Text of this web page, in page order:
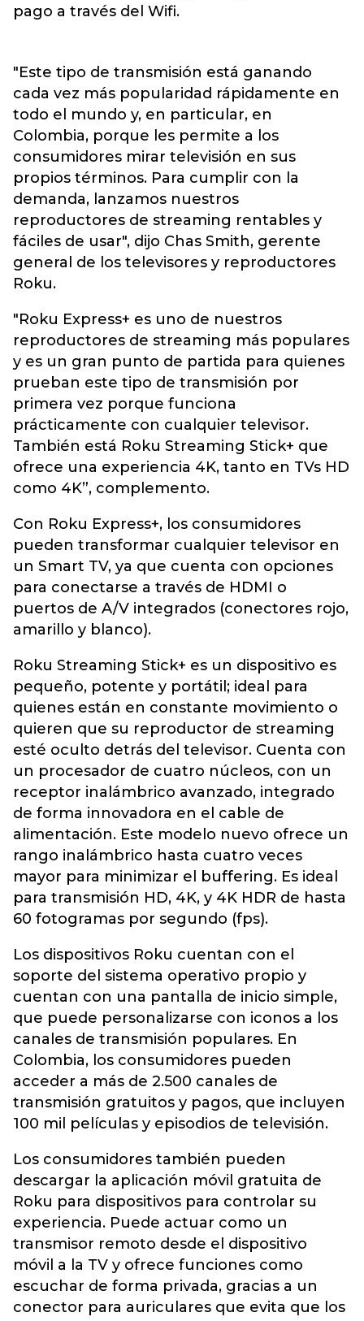
pago a través del Wifi.
"Este tipo de transmisión está ganando
cada vez más popularidad rápidamente en
todo el mundo y, en particular, en
Colombia, porque les permite a los
consumidores mirar televisión en sus
propios términos. Para cumplir con la
demanda, lanzamos nuestros
reproductores de streaming rentables y
fáciles de usar", dijo Chas Smith, gerente
general de los televisores y reproductores
Roku.
"Roku Express+ es uno de nuestros
reproductores de streaming más populares
y es un gran punto de partida para quienes
prueban este tipo de transmisión por
primera vez porque funciona
prácticamente con cualquier televisor.
También está Roku Streaming Stick+ que
ofrece una experiencia 4K, tanto en TVs HD
como 4K”, complemento.
Con Roku Express+, los consumidores
pueden transformar cualquier televisor en
un Smart TV, ya que cuenta con opciones
para conectarse a través de HDMI o
puertos de A/V integrados (conectores rojo,
amarillo y blanco).
Roku Streaming Stick+ es un dispositivo es
pequeño, potente y portátil; ideal para
quienes están en constante movimiento o
quieren que su reproductor de streaming
esté oculto detrás del televisor. Cuenta con
un procesador de cuatro núcleos, con un
receptor inalámbrico avanzado, integrado
de forma innovadora en el cable de
alimentación. Este modelo nuevo ofrece un
rango inalámbrico hasta cuatro veces
mayor para minimizar el buffering. Es ideal
para transmisión HD, 4K, y 4K HDR de hasta
60 fotogramas por segundo (fps).
Los dispositivos Roku cuentan con el
soporte del sistema operativo propio y
cuentan con una pantalla de inicio simple,
que puede personalizarse con iconos a los
canales de transmisión populares. En
Colombia, los consumidores pueden
acceder a más de 2.500 canales de
transmisión gratuitos y pagos, que incluyen
100 mil películas y episodios de televisión.
Los consumidores también pueden
descargar la aplicación móvil gratuita de
Roku para dispositivos para controlar su
experiencia. Puede actuar como un
transmisor remoto desde el dispositivo
móvil a la TV y ofrece funciones como
escuchar de forma privada, gracias a un
conector para auriculares que evita que los